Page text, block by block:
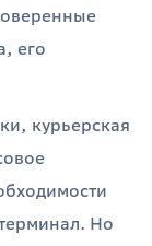
его
курьерская
Но